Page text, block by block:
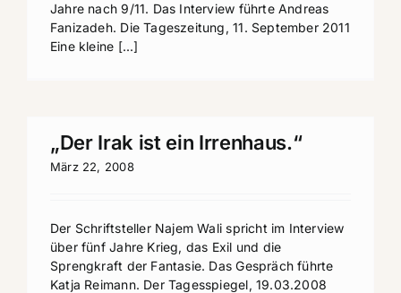
Jahre nach 9/11. Das Interview führte Andreas
Fanizadeh. Die Tageszeitung, 11. September 2011
Eine kleine [...]
„Der Irak ist ein Irrenhaus.“
März 22, 2008
Der Schriftsteller Najem Wali spricht im Interview
über fünf Jahre Krieg, das Exil und die
Sprengkraft der Fantasie. Das Gespräch führte
Katja Reimann. Der Tagesspiegel, 19.03.2008